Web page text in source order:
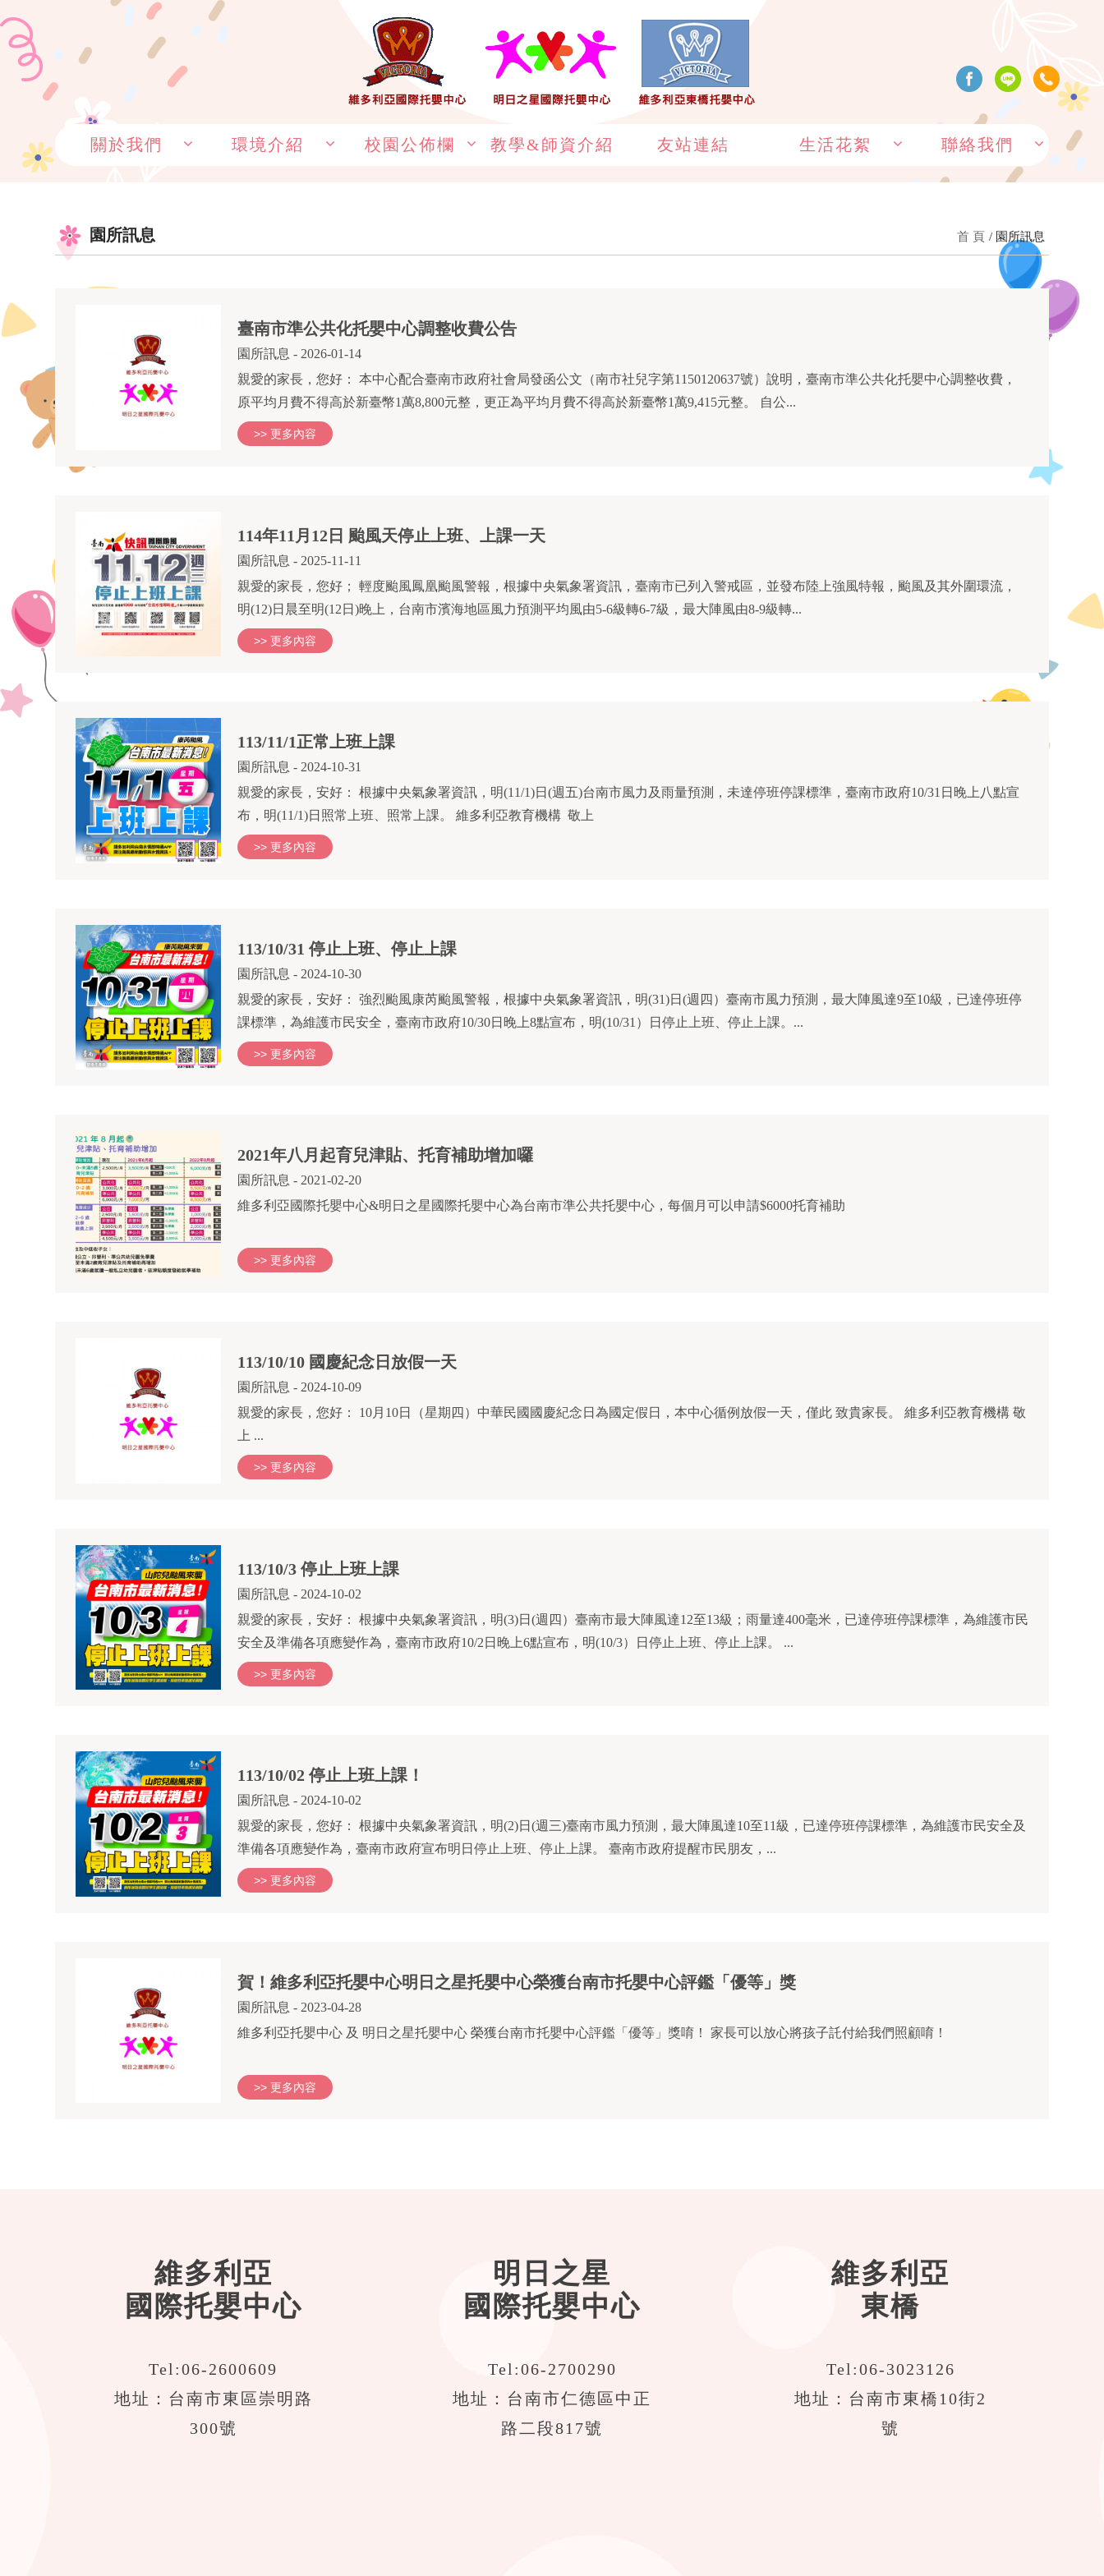
關於我們 環境介紹 校園公佈欄 教學&師資介紹 友站連結 生活花絮 聯絡我們
園所訊息 首 頁 園所訊息
臺南市準公共化托嬰中⼼調整收費公告
園所訊息 - 2026-01-14
親愛的家長，您好： 本中心配合臺南市政府社會局發函公文（南市社兒字第1150120637號）說明，臺南市準公共化托嬰中⼼調整收費，
原平均⽉費不得⾼於新臺幣1萬8,800元整，更正為平均⽉費不得⾼於新臺幣1萬9,415元整。 自公...
>> 更多內容
114年11月12日 颱風天停止上班、上課一天
園所訊息 - 2025-11-11
親愛的家長，您好； 輕度颱風鳳凰颱風警報，根據中央氣象署資訊，臺南市已列入警戒區，並發布陸上強風特報，颱風及其外圍環流，
明(12)日晨至明(12日)晚上，台南市濱海地區風力預測平均風由5-6級轉6-7級，最大陣風由8-9級轉...
>> 更多內容
113/11/1正常上班上課
園所訊息 - 2024-10-31
親愛的家長，安好： 根據中央氣象署資訊，明(11/1)日(週五)台南市風力及雨量預測，未達停班停課標準，臺南市政府10/31日晚上八點宣
布，明(11/1)日照常上班、照常上課。 維多利亞教育機構 敬上
>> 更多內容
113/10/31 停止上班、停止上課
園所訊息 - 2024-10-30
親愛的家長，安好： 強烈颱風康芮颱風警報，根據中央氣象署資訊，明(31)日(週四）臺南市風力預測，最大陣風達9至10級，已達停班停
課標準，為維護市民安全，臺南市政府10/30日晚上8點宣布，明(10/31）日停止上班、停止上課。...
>> 更多內容
2021年八月起育兒津貼、托育補助增加囉
園所訊息 - 2021-02-20
維多利亞國際托嬰中心&明日之星國際托嬰中心為台南市準公共托嬰中心，每個月可以申請$6000托育補助
>> 更多內容
113/10/10 國慶紀念日放假一天
園所訊息 - 2024-10-09
親愛的家長，您好： 10月10日（星期四）中華民國國慶紀念日為國定假日，本中心循例放假一天，僅此 致貴家長。 維多利亞教育機構 敬
上 ...
>> 更多內容
113/10/3 停止上班上課
園所訊息 - 2024-10-02
親愛的家長，安好： 根據中央氣象署資訊，明(3)日(週四）臺南市最大陣風達12至13級；雨量達400毫米，已達停班停課標準，為維護市民
安全及準備各項應變作為，臺南市政府10/2日晚上6點宣布，明(10/3）日停止上班、停止上課。 ...
>> 更多內容
113/10/02 停止上班上課！
園所訊息 - 2024-10-02
親愛的家長，您好： 根據中央氣象署資訊，明(2)日(週三)臺南市風力預測，最大陣風達10至11級，已達停班停課標準，為維護市民安全及
準備各項應變作為，臺南市政府宣布明日停止上班、停止上課。 臺南市政府提醒市民朋友，...
>> 更多內容
賀！維多利亞托嬰中心明日之星托嬰中心榮獲台南市托嬰中心評鑑「優等」獎
園所訊息 - 2023-04-28
維多利亞托嬰中心 及 明日之星托嬰中心 榮獲台南市托嬰中心評鑑「優等」獎唷！ 家長可以放心將孩子託付給我們照顧唷！
>> 更多內容
維多利亞
國際托嬰中心
Tel:06-2600609
地址：台南市東區崇明路
300號
明日之星
國際托嬰中心
Tel:06-2700290
地址：台南市仁德區中正
路二段817號
維多利亞
東橋
Tel:06-3023126
地址：台南市東橋10街2
號